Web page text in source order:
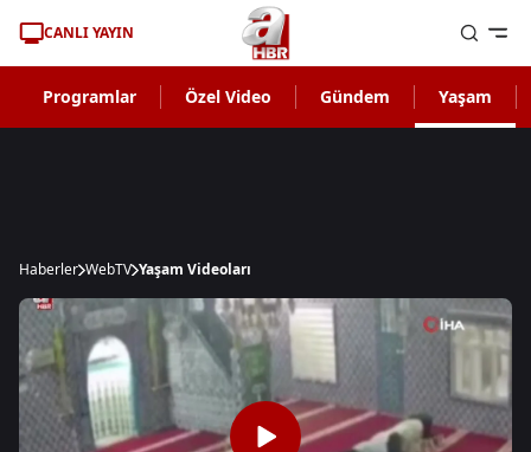
CANLI YAYIN
Programlar Özel Video Gündem Yaşam
Haberler WebTV Yaşam Videoları